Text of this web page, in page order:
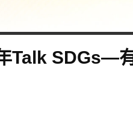
Talk SDGs—